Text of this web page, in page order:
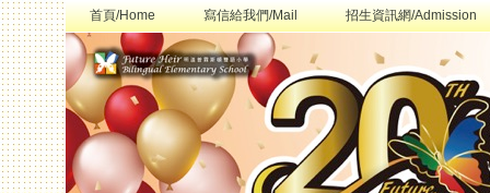
首頁/Home 寫信給我們/Mail 招生資訊網/Admission